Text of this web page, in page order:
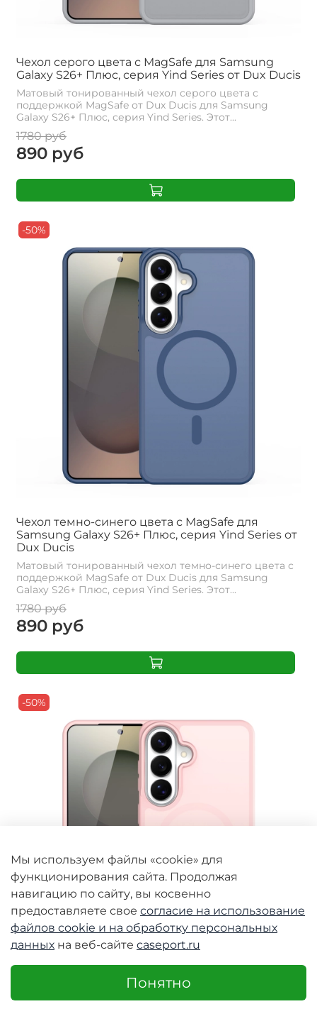
Чехол серого цвета с MagSafe для Samsung
Galaxy S26+ Плюс, серия Yind Series от Dux Ducis
Матовый тонированный чехол серого цвета с
поддержкой MagSafe от Dux Ducis для Samsung
Galaxy S26+ Плюс, серия Yind Series. Этот...
1780 руб
890 руб
-50%
Чехол темно-синего цвета с MagSafe для
Samsung Galaxy S26+ Плюс, серия Yind Series от
Dux Ducis
Матовый тонированный чехол темно-синего цвета с
поддержкой MagSafe от Dux Ducis для Samsung
Galaxy S26+ Плюс, серия Yind Series. Этот...
1780 руб
890 руб
-50%
Мы используем файлы «cookie» для
функционирования сайта. Продолжая
навигацию по сайту, вы косвенно
предоставляете свое согласие на использование
файлов cookie и на обработку персональных
данных на веб-сайте caseport.ru
Понятно